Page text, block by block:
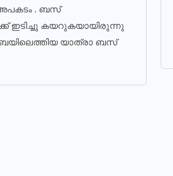
. ബസ്
ഇടിച്ചു കയറുകയായിരുന്നു
യാത്രാ ബസ്